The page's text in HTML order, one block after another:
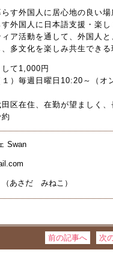
す外国人に居心地の良い場
す外国人に日本語支援・楽
ィア活動を通して、外国人
多文化を楽しみ共生できる
して1,000円
１）毎週日曜日10:20～（
田区在住、在勤が望ましく
Swan
あさだ みねこ）
前の記事へ 次